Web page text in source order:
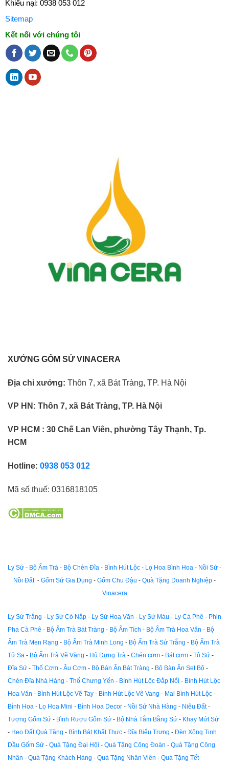
Khiếu nại: 0938 053 012
Sitemap
Kết nối với chúng tôi
XƯỞNG GỐM SỨ VINACERA
Địa chỉ xưởng: Thôn 7, xã Bát Tràng, TP. Hà Nội
VP HN: Thôn 7, xã Bát Tràng, TP. Hà Nội
VP HCM : 30 Chế Lan Viên, phường Tây Thạnh, Tp.
HCM
Hotline: 0938 053 012
Mã số thuế: 0316818105
Ly Sứ - Bộ Ấm Trà - Bộ Chén Đĩa - Bình Hút Lộc - Lọ Hoa Bình Hoa - Nồi Sứ -
Nồi Đất - Gốm Sứ Gia Dụng - Gốm Chu Đậu - Quà Tặng Doanh Nghiệp -
Vinacera
Ly Sứ Trắng - Ly Sứ Có Nắp - Ly Sứ Hoa Văn - Ly Sứ Màu - Ly Cà Phê - Phin
Pha Cà Phê - Bộ Ấm Trà Bát Tràng - Bộ Ấm Tích - Bộ Ấm Trà Hoa Văn - Bộ
Ấm Trà Men Rạng - Bộ Ấm Trà Minh Long - Bộ Ấm Trà Sứ Trắng - Bộ Ấm Trà
Tử Sa - Bộ Ấm Trà Vẽ Vàng - Hủ Đựng Trà - Chén cơm - Bát cơm - Tô Sứ -
Đĩa Sứ - Thố Cơm - Âu Cơm - Bộ Bàn Ăn Bát Tràng - Bộ Bàn Ăn Set Bộ -
Chén Đĩa Nhà Hàng - Thố Chưng Yến - Bình Hút Lộc Đắp Nổi - Bình Hút Lộc
Hoa Văn - Bình Hút Lộc Vẽ Tay - Bình Hút Lộc Vẽ Vang - Mai Bình Hút Lộc -
Bình Hoa - Lọ Hoa Mini - Bình Hoa Decor - Nồi Sứ Nhà Hàng - Niêu Đất-
Tượng Gốm Sứ - Bình Rượu Gốm Sứ - Bộ Nhà Tắm Bằng Sứ - Khay Mứt Sứ
- Heo Đất Quà Tặng - Bình Bát Khất Thực - Đĩa Biểu Trưng - Đèn Xông Tinh
Dầu Gốm Sứ - Quà Tặng Đại Hội - Quà Tặng Công Đoàn - Quà Tặng Công
Nhân - Quà Tặng Khách Hàng - Quà Tặng Nhân Viên - Quà Tặng Tết-